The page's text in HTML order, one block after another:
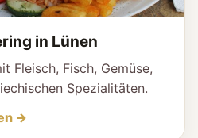
in Lünen
Fleisch, Fisch, Gemüse,
Spezialitäten.
→